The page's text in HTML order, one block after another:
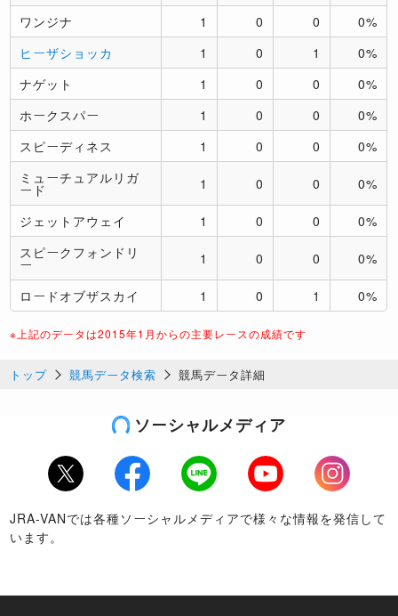
ワンジナ
1 0 0
0%
ヒーザショッカ
1 0 1
0%
ナゲット
1 0 0
0%
ホークスパー
1 0 0
0%
スピーディネス
1 0 0
0%
ミューチュアルリガ
ード 1 0 0 0%
ジェットアウェイ 1 0 0
0%
スピークフォンドリ
ー 1 0 0 0%
ロードオブザスカイ 1 0 1 0%
※上記のデータは2015年1月からの主要レースの成績です
トップ 競馬データ検索 競馬データ詳細
ソーシャルメディア
Twitter Facebook LINE Youtube
Instagram
JRA-VANでは各種ソーシャルメディアで様々な情報を発信して
います。